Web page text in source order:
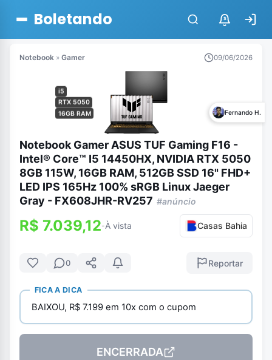
Boletando $
Notebook » Gamer 09/06/2026
i5
RTX 5050
16GB RAM
Fernando H.
Notebook Gamer ASUS TUF Gaming F16 -
Intel® Core™ I5 14450HX, NVIDIA RTX 5050
8GB 115W, 16GB RAM, 512GB SSD 16" FHD+
LED IPS 165Hz 100% sRGB Linux Jaeger
Gray - FX608JHR-RV257 #anúncio
R$ 7.039,12-À vista Casas Bahia
0 Reportar
FICA A DICA
BAIXOU, R$ 7.199 em 10x com o cupom
ENCERRADA